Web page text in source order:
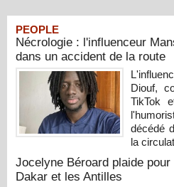
PEOPLE
Nécrologie : l'influenceur
dans un accident de la route
Diouf,
TikTok
décédé
la
Jocelyne Béroard plaide
Dakar et les Antilles